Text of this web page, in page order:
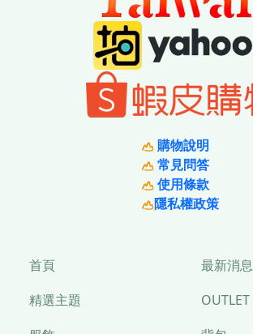
購物說明
常見問答
使用條款
隱私權政策
首頁
最新消息
精選主題
OUTLET